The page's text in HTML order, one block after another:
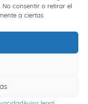
No consentir o retirar el
a ciertas
en Bagan.
local, de la
de 900 años de
sus
construido a la